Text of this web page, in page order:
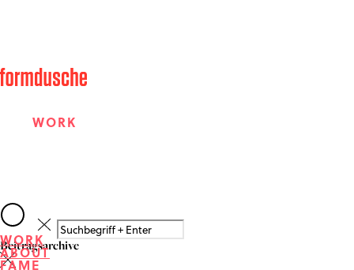
WORK
FAME
WORK
ABOUT
FAME
Beitragsarchive